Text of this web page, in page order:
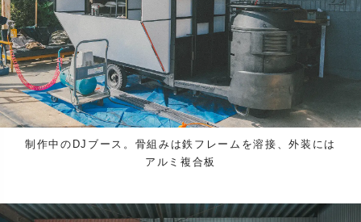
制作中のDJブース。骨組みは鉄フレームを溶接、外装には
アルミ複合板